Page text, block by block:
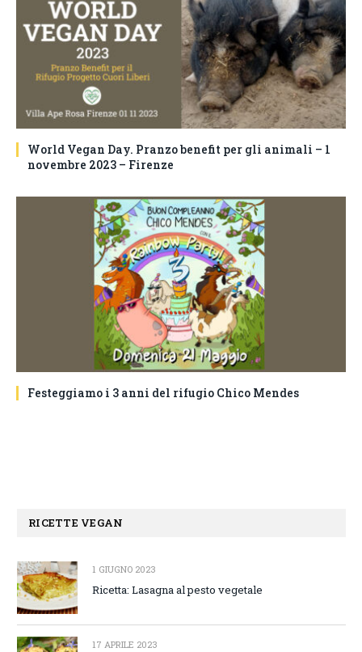
World Vegan Day. Pranzo benefit per gli animali – 1
novembre 2023 – Firenze
Festeggiamo i 3 anni del rifugio Chico Mendes
RICETTE VEGAN
1 GIUGNO 2023
Ricetta: Lasagna al pesto vegetale
17 APRILE 2023